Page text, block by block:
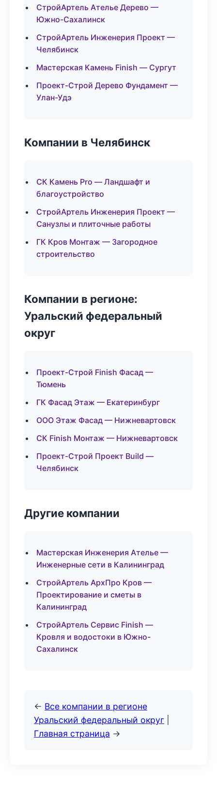
СтройАртель Ателье Дерево —
Южно-Сахалинск
СтройАртель Инженерия Проект —
Челябинск
Мастерская Камень Finish — Сургут
Проект-Строй Дерево Фундамент —
Улан-Удэ
Компании в Челябинск
СК Камень Pro — Ландшафт и
благоустройство
СтройАртель Инженерия Проект —
Санузлы и плиточные работы
ГК Кров Монтаж — Загородное
строительство
Компании в регионе:
Уральский федеральный
округ
Проект-Строй Finish Фасад —
Тюмень
ГК Фасад Этаж — Екатеринбург
ООО Этаж Фасад — Нижневартовск
СК Finish Монтаж — Нижневартовск
Проект-Строй Проект Build —
Челябинск
Другие компании
Мастерская Инженерия Ателье —
Инженерные сети в Калининград
СтройАртель АрхПро Кров —
Проектирование и сметы в
Калининград
СтройАртель Сервис Finish —
Кровля и водостоки в Южно-
Сахалинск
← Все компании в регионе
Уральский федеральный округ
Главная страница →